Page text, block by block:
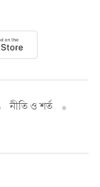
নীতি ও শর্ত